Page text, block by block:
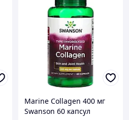
Marine Collagen 400 мг
Swanson 60 капсул